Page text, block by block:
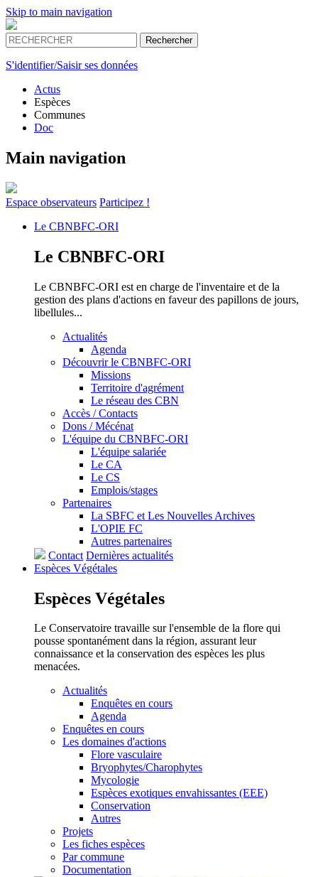
Skip to main navigation
S'identifier/Saisir ses données
Actus
Espèces
Communes
Doc
Main navigation
Espace observateurs Participez !
Le CBNBFC-ORI
Le CBNBFC-ORI
Le CBNBFC-ORI est en charge de l'inventaire et de la
gestion des plans d'actions en faveur des papillons de jours,
libellules...
Actualités
Agenda
Découvrir le CBNBFC-ORI
Missions
Territoire d'agrément
Le réseau des CBN
Accès / Contacts
Dons / Mécénat
L'équipe du CBNBFC-ORI
L'équipe salariée
Le CA
Le CS
Emplois/stages
Partenaires
La SBFC et Les Nouvelles Archives
L'OPIE FC
Autres partenaires
Contact Dernières actualités
Espèces Végétales
Espèces Végétales
Le Conservatoire travaille sur l'ensemble de la flore qui
pousse spontanément dans la région, assurant leur
connaissance et la conservation des espèces les plus
menacées.
Actualités
Enquêtes en cours
Agenda
Enquêtes en cours
Les domaines d'actions
Flore vasculaire
Bryophytes/Charophytes
Mycologie
Espèces exotiques envahissantes (EEE)
Conservation
Autres
Projets
Les fiches espèces
Par commune
Documentation